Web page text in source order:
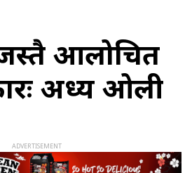
आलोचित
अध्यक्ष ओली